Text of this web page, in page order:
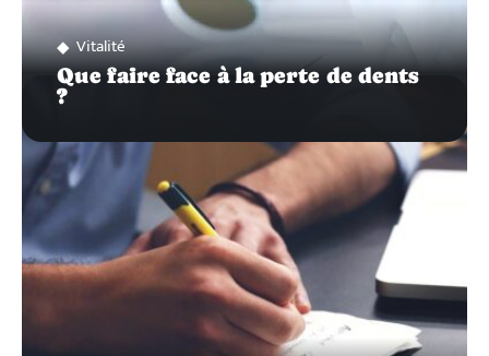
Vitalité
Que faire face à la perte de dents
?